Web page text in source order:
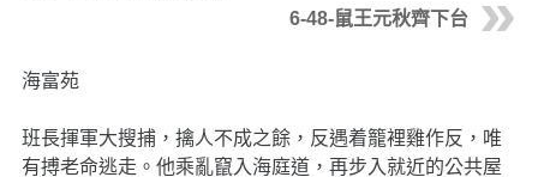
6-48-鼠王元秋齊下台
海富苑
班長揮軍大搜捕，擒人不成之餘，反遇着籠裡雞作反，唯
有搏老命逃走。他乘亂竄入海庭道，再步入就近的公共屋